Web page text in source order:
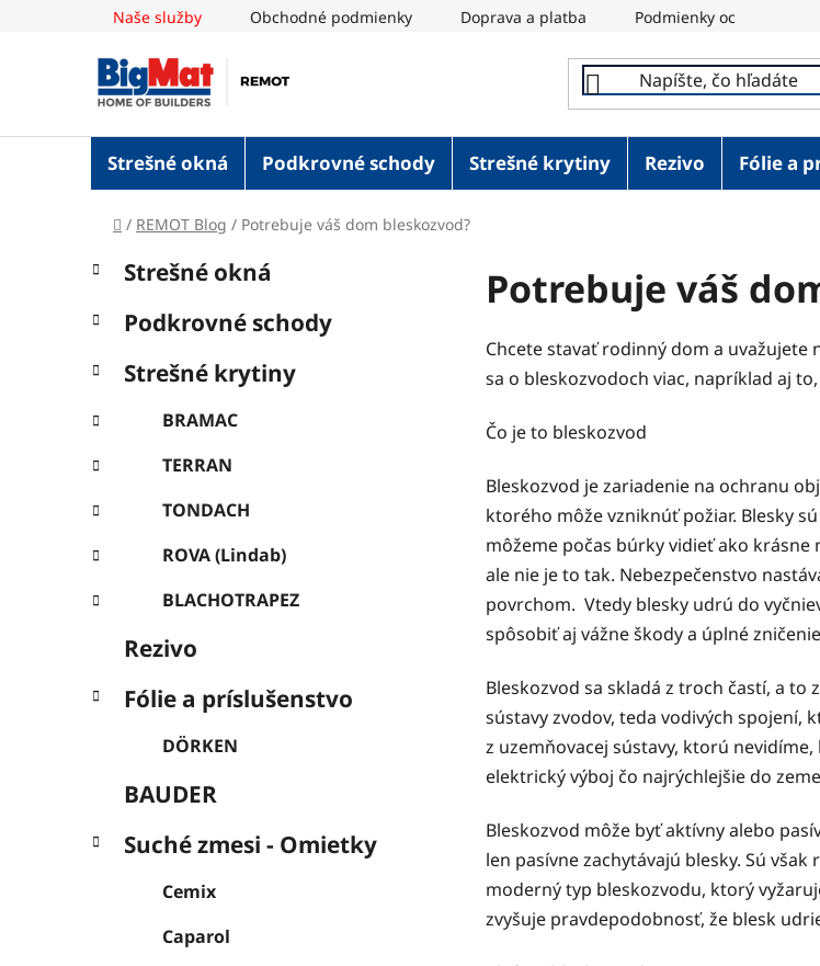
Naše služby Obchodné podmienky Doprava a platba Podmienky ochrany
Strešné okná Podkrovné schody Strešné krytiny Rezivo Fólie a
Domov
/ REMOT Blog / Potrebuje váš dom bleskozvod?
B
o
č
ý
a
n
l
kategórie
K
a
e
ó
i
Strešné okná
Podkrovné schody
Strešné krytiny
BRAMAC
TERRAN
TONDACH
ROVA (Lindab)
BLACHOTRAPEZ
Rezivo
Fólie a príslušenstvo
DÖRKEN
BAUDER
Suché zmesi - Omietky
Cemix
Caparol
Potrebuje váš
Chcete stavať rodinný dom a
sa o bleskozvodoch viac, napríklad aj
Čo je to bleskozvod
Bleskozvod je zariadenie na ochranu
ktorého môže vzniknúť požiar. Blesky
môžeme počas búrky vidieť ako krásne
ale nie je to tak. Nebezpečenstvo
povrchom. Vtedy blesky udrú do
spôsobiť aj vážne škody a úplné
Bleskozvod sa skladá z troch častí, a to
sústavy zvodov, teda vodivých spojení,
z uzemňovacej sústavy, ktorú
elektrický výboj čo najrýchlejšie do
Bleskozvod môže byť aktívny alebo
len pasívne zachytávajú blesky. Sú
moderný typ bleskozvodu, ktorý
zvyšuje pravdepodobnosť, že blesk